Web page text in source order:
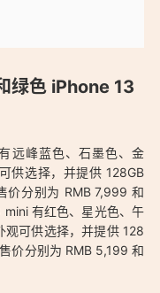
绿色 iPhone 13
远峰蓝色、石墨色、金
供选择，并提供 128GB
价分别为 RMB 7,999 和
有红色、星光色、午
观可供选择，并提供 128
价分别为 RMB 5,199 和